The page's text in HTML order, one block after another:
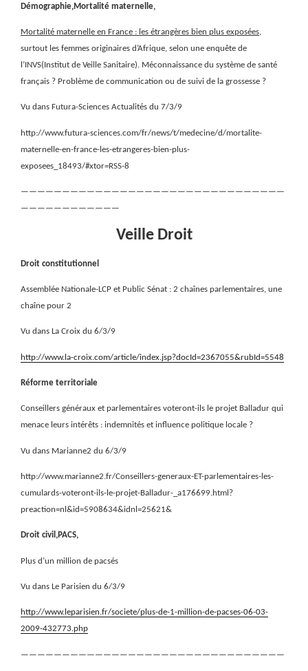
Démographie,Mortalité maternelle,
Mortalité maternelle en France : les étrangères bien plus exposées,
surtout les femmes originaires d’Afrique, selon une enquête de
l’INVS(Institut de Veille Sanitaire). Méconnaissance du système de santé
français ? Problème de communication ou de suivi de la grossesse ?
Vu dans Futura-Sciences Actualités du 7/3/9
http://www.futura-sciences.com/fr/news/t/medecine/d/mortalite-
maternelle-en-france-les-etrangeres-bien-plus-
exposees_18493/#xtor=RSS-8
————————————————————————————————
————————————
Veille Droit
Droit constitutionnel
Assemblée Nationale-LCP et Public Sénat : 2 chaînes parlementaires, une
chaîne pour 2
Vu dans La Croix du 6/3/9
http://www.la-croix.com/article/index.jsp?docId=2367055&rubId=5548
Réforme territoriale
Conseillers généraux et parlementaires voteront-ils le projet Balladur qui
menace leurs intérêts : indemnités et influence politique locale ?
Vu dans Marianne2 du 6/3/9
http://www.marianne2.fr/Conseillers-generaux-ET-parlementaires-les-
cumulards-voteront-ils-le-projet-Balladur-_a176699.html?
preaction=nl&id=5908634&idnl=25621&
Droit civil,PACS,
Plus d’un million de pacsés
Vu dans Le Parisien du 6/3/9
http://www.leparisien.fr/societe/plus-de-1-million-de-pacses-06-03-
2009-432773.php
————————————————————————————————